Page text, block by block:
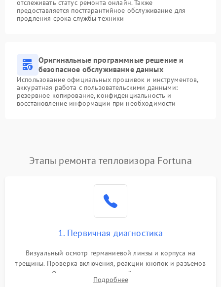
отслеживать статус ремонта онлайн. Также
предоставляется постгарантийное обслуживание для
продления срока службы техники
Оригинальные программные решение и
безопасное обслуживание данных
Использование официальных прошивок и инструментов,
аккуратная работа с пользовательскими данными:
резервное копирование, конфиденциальность и
восстановление информации при необходимости
Этапы ремонта тепловизора Fortuna
1. Первичная диагностика
Визуальный осмотр германиевой линзы и корпуса на
трещины. Проверка включения, реакции кнопок и разъемов
зарядки. Оценка вывода тепловой сигнатуры на экран,
проверка базовых функций и считывание системных
Подробнее